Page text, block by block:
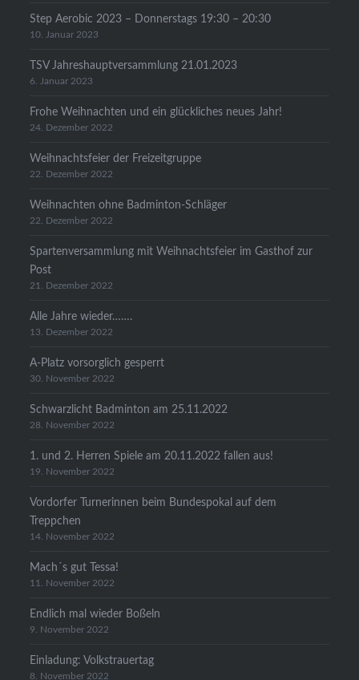
Step Aerobic 2023 – Donnerstags 19:30 – 20:30
10. Januar 2023
TSV Jahreshauptversammlung 21.01.2023
6. Januar 2023
Frohe Weihnachten und ein glückliches neues Jahr!
24. Dezember 2022
Weihnachtsfeier der Freizeitgruppe
22. Dezember 2022
Weihnachten ohne Badminton-Schläger
22. Dezember 2022
Spartenversammlung mit Weihnachtsfeier im Gasthof zur
Post
21. Dezember 2022
Alle Jahre wieder…….
13. Dezember 2022
A-Platz vorsorglich gesperrt
30. November 2022
Schwarzlicht Badminton am 25.11.2022
28. November 2022
1. und 2. Herren Spiele am 20.11.2022 fallen aus!
19. November 2022
Vordorfer Turnerinnen beim Bundespokal auf dem
Treppchen
14. November 2022
Mach´s gut Tessa!
11. November 2022
Endlich mal wieder Boßeln
9. November 2022
Einladung: Volkstrauertag
8. November 2022